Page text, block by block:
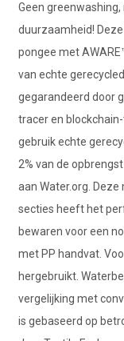
Geen
duurzaamheid!
pongee met
van echte
gegarandeerd door
tracer en
gebruik echte
2% van de
aan Water.org.
secties heeft het
bewaren voor een
met PP handvat.
hergebruikt.
vergelijking met
is gebaseerd op